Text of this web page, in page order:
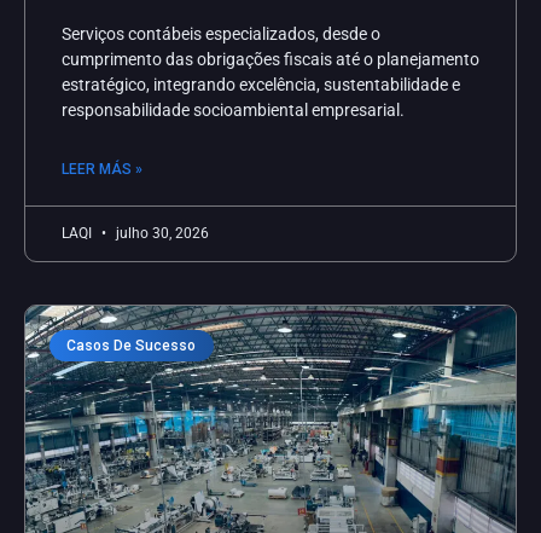
Serviços contábeis especializados, desde o
cumprimento das obrigações fiscais até o planejamento
estratégico, integrando excelência, sustentabilidade e
responsabilidade socioambiental empresarial.
LEER MÁS »
LAQI julho 30, 2026
Casos De Sucesso